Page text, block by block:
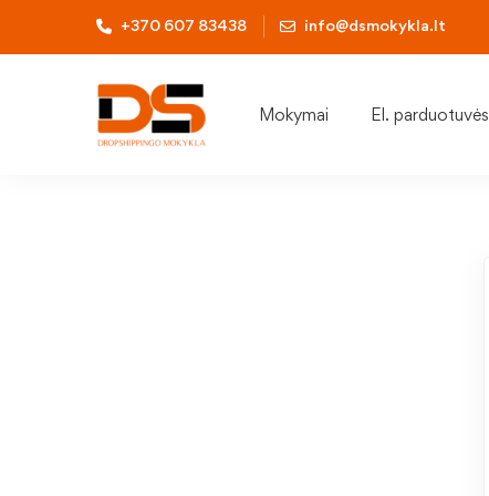
+370 607 83438 info@dsmokykla.lt
Mokymai El. parduotuvės